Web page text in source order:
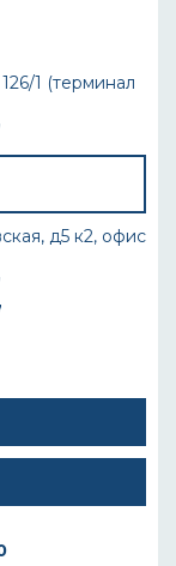
1 (терминал
д5 к2, офис